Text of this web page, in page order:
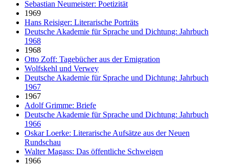
Sebastian Neumeister: Poetizität
1969
Hans Reisiger: Literarische Porträts
Deutsche Akademie für Sprache und Dichtung: Jahrbuch
1968
1968
Otto Zoff: Tagebücher aus der Emigration
Wolfskehl und Verwey
Deutsche Akademie für Sprache und Dichtung: Jahrbuch
1967
1967
Adolf Grimme: Briefe
Deutsche Akademie für Sprache und Dichtung: Jahrbuch
1966
Oskar Loerke: Literarische Aufsätze aus der Neuen
Rundschau
Walter Magass: Das öffentliche Schweigen
1966